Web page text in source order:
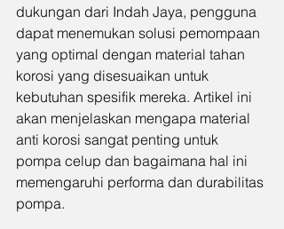
dukungan dari Indah Jaya, pengguna
dapat menemukan solusi pemompaan
yang optimal dengan material tahan
korosi yang disesuaikan untuk
kebutuhan spesifik mereka. Artikel ini
akan menjelaskan mengapa material
anti korosi sangat penting untuk
pompa celup dan bagaimana hal ini
memengaruhi performa dan durabilitas
pompa.